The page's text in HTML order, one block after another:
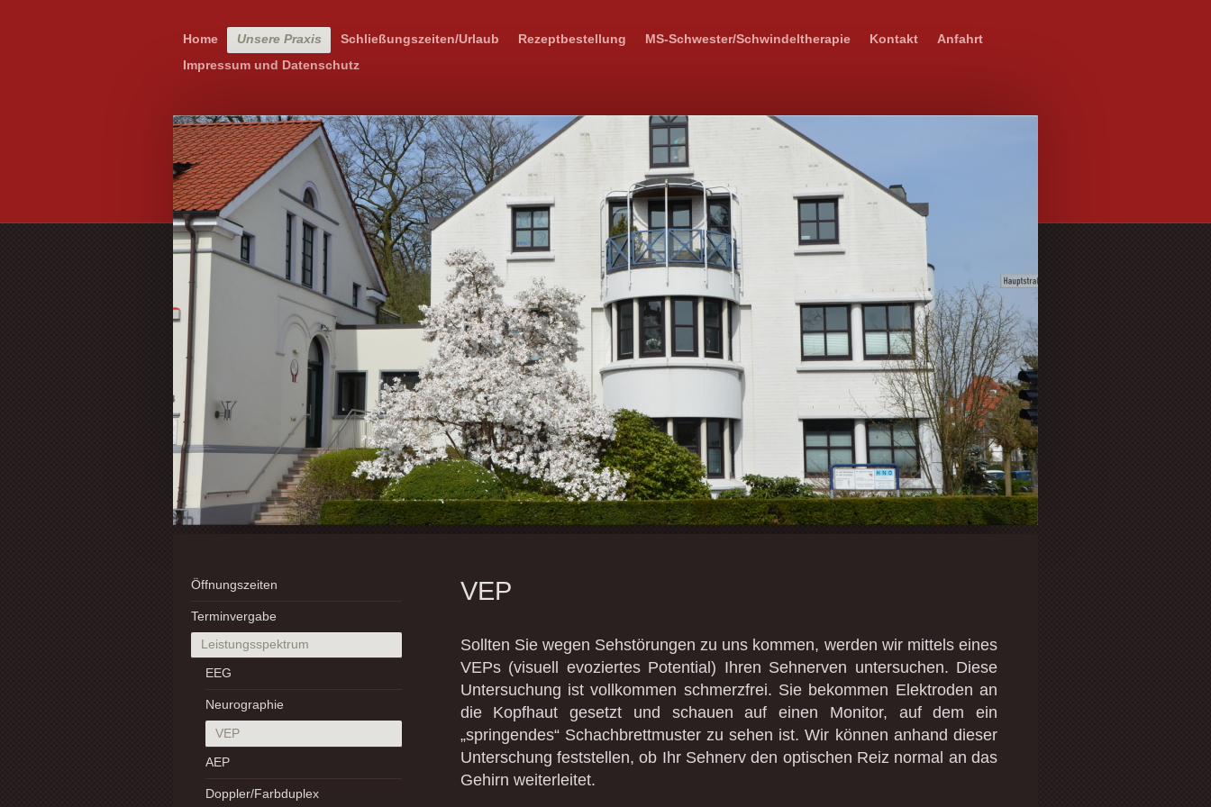
Home Unsere Praxis Schließungszeiten/Urlaub Rezeptbestellung MS-Schwester/Schwindeltherapie Kontakt
Anfahrt
Impressum und Datenschutz
VEP
Sollten Sie wegen Sehstörungen zu uns kommen, werden wir mittels eines
VEPs (visuell evoziertes Potential) Ihren Sehnerven untersuchen. Diese
Untersuchung ist vollkommen schmerzfrei. Sie bekommen Elektroden an
die Kopfhaut gesetzt und schauen auf einen Monitor, auf dem ein
„springendes“ Schachbrettmuster zu sehen ist. Wir können anhand dieser
Unterschung feststellen, ob Ihr Sehnerv den optischen Reiz normal an das
Gehirn weiterleitet.
Öffnungszeiten
Terminvergabe
Leistungsspektrum
EEG
Neurographie
VEP
AEP
Doppler/Farbduplex